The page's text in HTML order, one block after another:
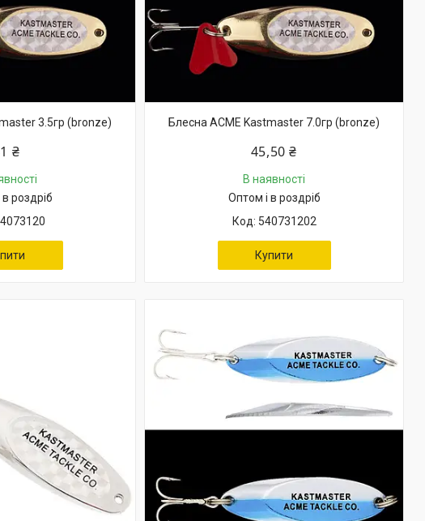
3.5гр (bronze)
₴
роздріб
Блесна ACME Kastmaster 7.0гр (bronze)
45,50 ₴
В наявності
Оптом і в роздріб
540731202
Купити